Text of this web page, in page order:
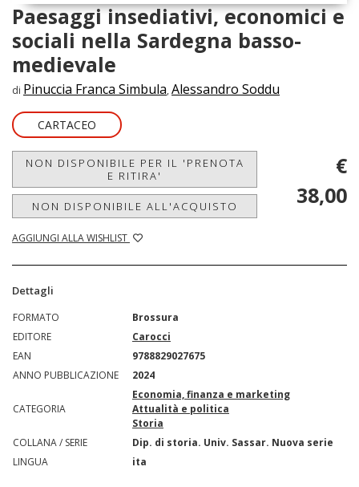
Paesaggi insediativi, economici e
sociali nella Sardegna basso-
medievale
di Pinuccia Franca Simbula, Alessandro Soddu
CARTACEO
NON DISPONIBILE PER IL 'PRENOTA
E RITIRA'
NON DISPONIBILE ALL'ACQUISTO
AGGIUNGI ALLA WISHLIST
€
38,00
Dettagli
FORMATO
Brossura
EDITORE
Carocci
EAN
9788829027675
ANNO PUBBLICAZIONE
2024
CATEGORIA
Economia, finanza e marketing
Attualità e politica
Storia
COLLANA / SERIE
Dip. di storia. Univ. Sassar. Nuova serie
LINGUA
ita